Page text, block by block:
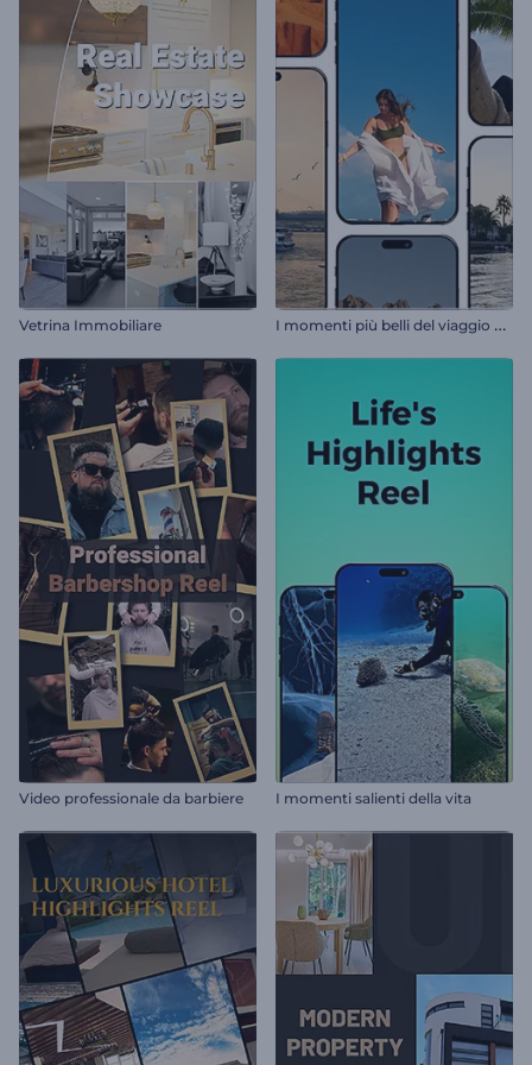
Vetrina Immobiliare I
momenti più belli del viaggio di sempre
Video professionale da barbiere I momenti salienti della vita